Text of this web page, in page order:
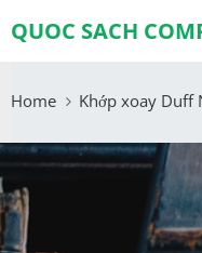
QUOC SACH
Home Khớp xoay Duff